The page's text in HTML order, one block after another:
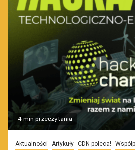
4 min przeczytania
Aktualności Artykuły CDN poleca!